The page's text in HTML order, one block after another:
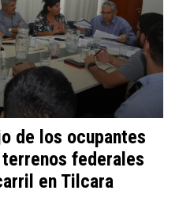
de los ocupantes
federales
en Tilcara